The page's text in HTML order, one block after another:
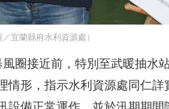
宜蘭縣府水利資源處）
圈接近前，特別至武暖抽水
情形，指示水利資源處同仁詳